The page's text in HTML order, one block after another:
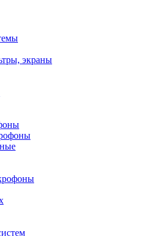
экраны